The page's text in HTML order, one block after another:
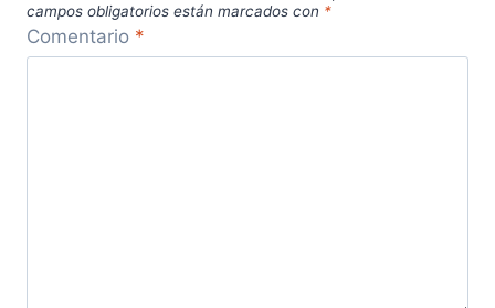
campos obligatorios están marcados con *
Comentario *